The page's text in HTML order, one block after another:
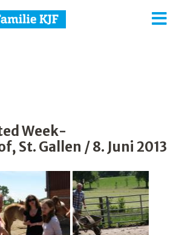
Week-
St. Gallen / 8. Juni 2013